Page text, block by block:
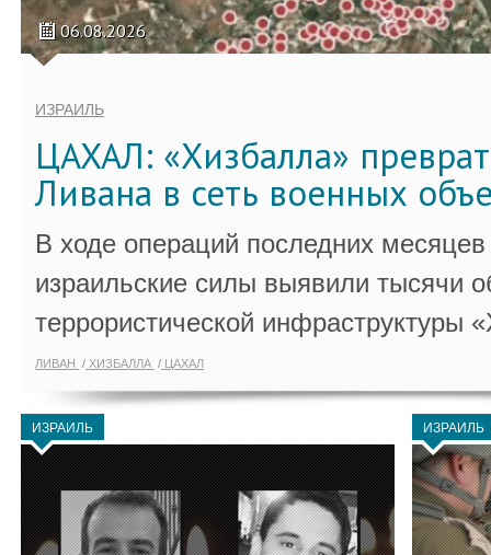
06.08.2026
ИЗРАИЛЬ
ЦАХАЛ: «Хизбалла»
Ливана в сеть военных
В ходе операций последних
израильские силы выявили тысячи
террористической инфраструктуры
ЛИВАН ХИЗБАЛЛА ЦАХАЛ
ИЗРАИЛЬ ИЗРАИЛЬ